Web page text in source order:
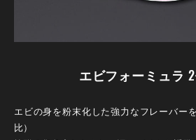
エビフォーミュラ
エビの身を粉末化した強力なフレーバー
比）